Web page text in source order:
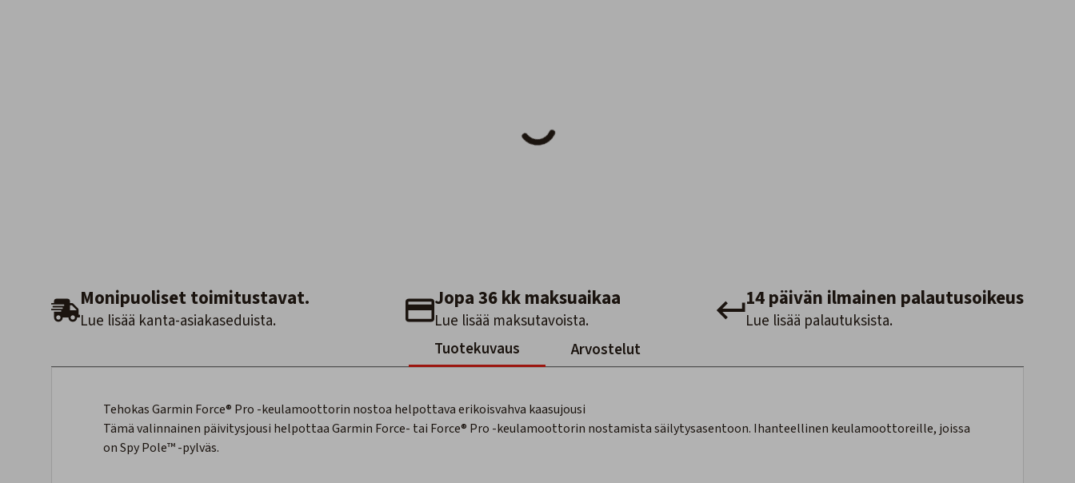
Monipuoliset toimitustavat.
Lue lisää kanta-asiakaseduista.
Jopa 36 kk maksuaikaa
Lue lisää maksutavoista.
14 päivän ilmainen palautusoikeus
Lue lisää palautuksista.
Tuotekuvaus
Arvostelut
Tehokas Garmin Force® Pro -keulamoottorin nostoa helpottava erikoisvahva kaasujousi
Tämä valinnainen päivitysjousi helpottaa Garmin Force- tai Force® Pro -keulamoottorin nostamista säilytysasentoon. Ihanteellinen keulamoottoreille, joissa
on Spy Pole™ -pylväs.